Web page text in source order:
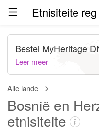
Alle lande
Bosnië en
etnisiteite
Bestel MyHeritage
Leer meer